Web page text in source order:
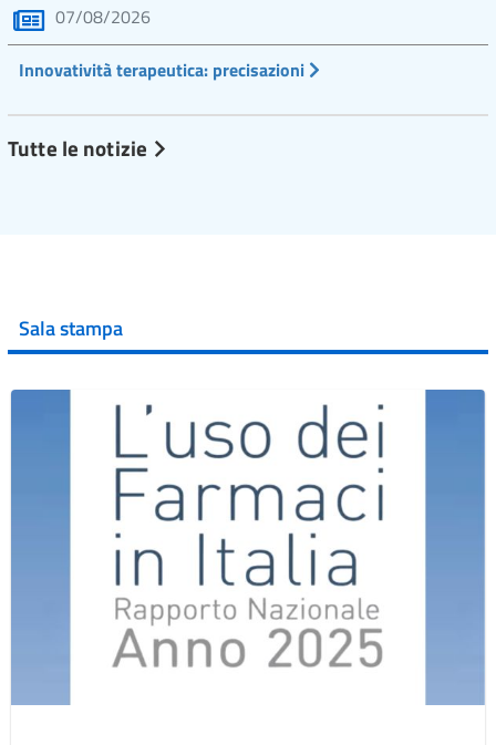
07/08/2026
Innovatività terapeutica: precisazioni
Tutte le notizie
Sala stampa